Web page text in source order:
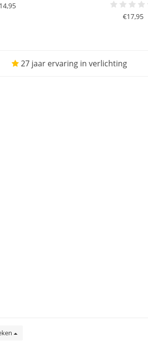
€17,95
27 jaar ervaring in verlichting